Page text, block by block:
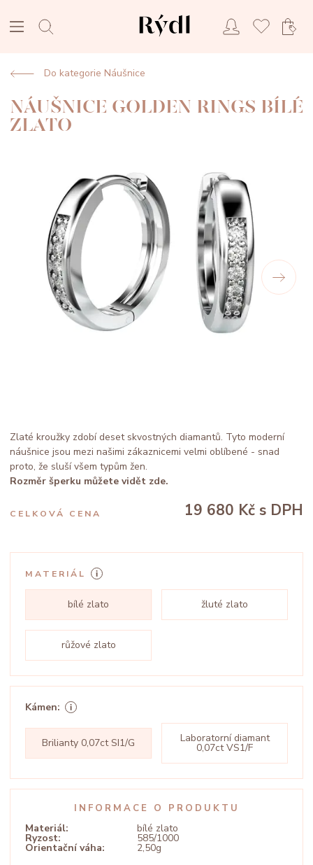
Do kategorie Náušnice
NÁUŠNICE GOLDEN RINGS BÍLÉ
ZLATO
Zlaté kroužky zdobí deset skvostných diamantů. Tyto moderní
náušnice jsou mezi našimi zákaznicemi velmi oblíbené - snad
proto, že sluší všem typům žen.
Rozměr šperku můžete vidět zde.
CELKOVÁ CENA 19 680 Kč s DPH
MATERIÁL
bílé zlato žluté zlato
růžové zlato
Kámen:
Brilianty 0,07ct SI1/G Laboratorní diamant
0,07ct VS1/F
INFORMACE O PRODUKTU
Materiál: bílé zlato
Ryzost: 585/1000
Orientační váha: 2,50g